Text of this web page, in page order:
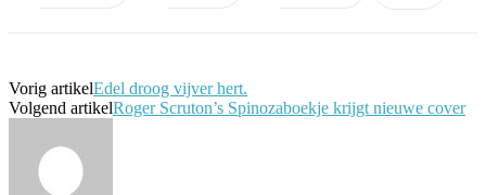
Vorig artikelEdel droog vijver hert.
Volgend artikelRoger Scruton’s Spinozaboekje krijgt nieuwe cover